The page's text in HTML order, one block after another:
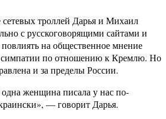
троллей Дарья и Михаил
с русскоговорящими сайтами и
на общественное мнение
симпатии по отношению к Кремлю. Но
и за пределы России.
женщина писала у нас по-
— говорит Дарья.